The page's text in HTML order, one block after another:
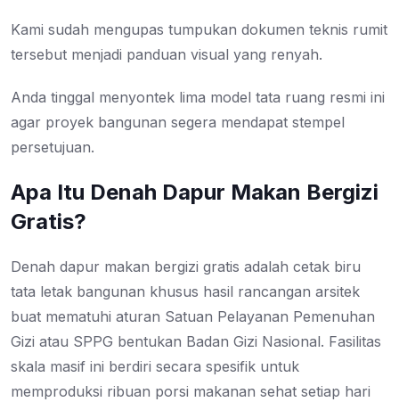
Kami sudah mengupas tumpukan dokumen teknis rumit
tersebut menjadi panduan visual yang renyah.
Anda tinggal menyontek lima model tata ruang resmi ini
agar proyek bangunan segera mendapat stempel
persetujuan.
Apa Itu Denah Dapur Makan Bergizi
Gratis?
Denah dapur makan bergizi gratis adalah cetak biru
tata letak bangunan khusus hasil rancangan arsitek
buat mematuhi aturan Satuan Pelayanan Pemenuhan
Gizi atau SPPG bentukan Badan Gizi Nasional. Fasilitas
skala masif ini berdiri secara spesifik untuk
memproduksi ribuan porsi makanan sehat setiap hari